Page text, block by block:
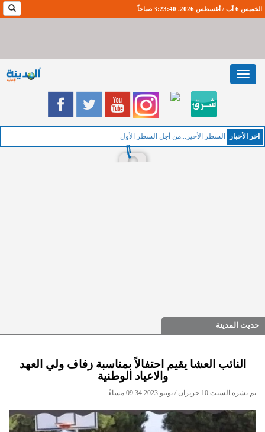
الخميس 6 آب / أغسطس 2026. 3:23:41 صباحاً
Toggle
navigation
اخر اﻷخبار
حديث المدينة
النائب العشا يقيم احتفالاً بمناسبة زفاف ولي العهد
والاعياد الوطنية
تم نشره السبت 10 حزيران / يونيو 2023 09:34 مساءً